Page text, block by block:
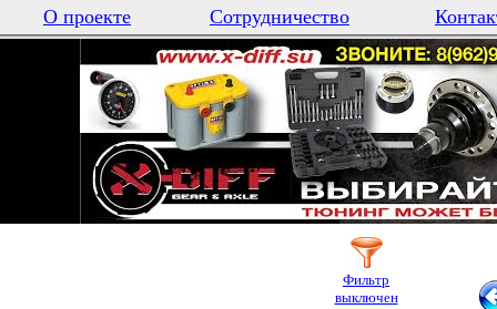
О проекте Сотрудничество
Фильтр
выключен